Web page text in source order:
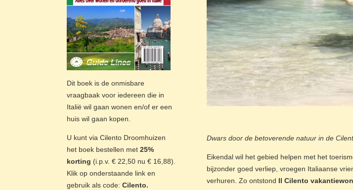
Dit boek is de onmisbare
vraagbaak voor iedereen die in
Italië wil gaan wonen en/of er een
huis wil gaan kopen.
U kunt via Cilento Droomhuizen
het boek bestellen met 25%
korting (i.p.v. € 22,50 nu € 16,88).
Klik op onderstaande link en
gebruik als code: Cilento.
Dwars door de betoverende natuur in de
Eikendal wil het gebied helpen met het
bijzonder goed verliep, vroegen Italiaanse
verhuren. Zo ontstond Il Cilento